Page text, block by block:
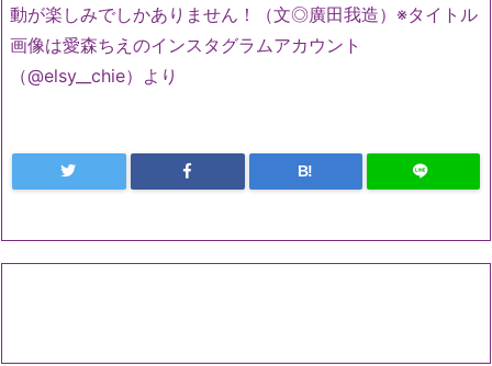
動が楽しみでしかありません！（文◎廣田我造）※タイトル
画像は愛森ちえのインスタグラムアカウント
（@elsy__chie）より
B!